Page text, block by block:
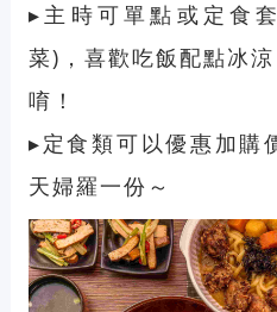
▸主時可單點或定食
菜)，喜歡吃飯配點冰
唷！
▸定食類可以優惠加購
天婦羅一份～